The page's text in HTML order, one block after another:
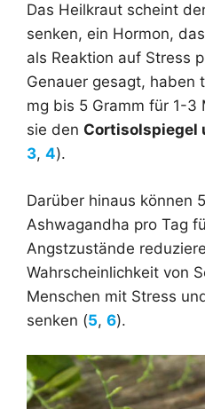
Das Heilkraut scheint
senken, ein Hormon,
als Reaktion auf Stress
Genauer gesagt, haben
mg bis 5 Gramm für 1-3
sie den Cortisolspiegel
3, 4).
Darüber hinaus können
Ashwagandha pro Tag
Angstzustände
Wahrscheinlichkeit von
Menschen mit Stress
senken (5, 6).